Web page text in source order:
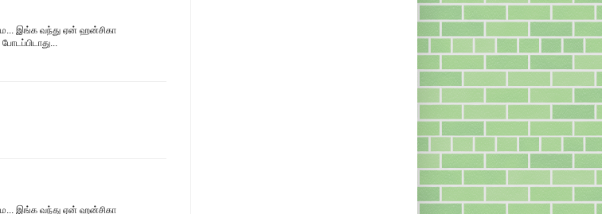
இங்க வந்து ஏன் ஹன்சிகா
இங்க வந்து ஏன் ஹன்சிகா